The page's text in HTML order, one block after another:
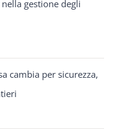
gestione degli
cambia per sicurezza,